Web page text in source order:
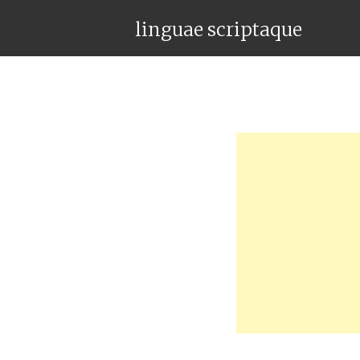
linguae scriptaque